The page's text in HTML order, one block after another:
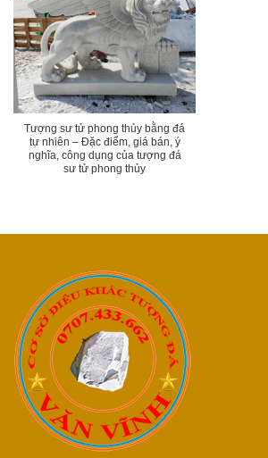
Tượng sư tử phong thủy bằng đá
tự nhiên – Đặc điểm, giá bán, ý
nghĩa, công dụng của tượng đá
sư tử phong thủy